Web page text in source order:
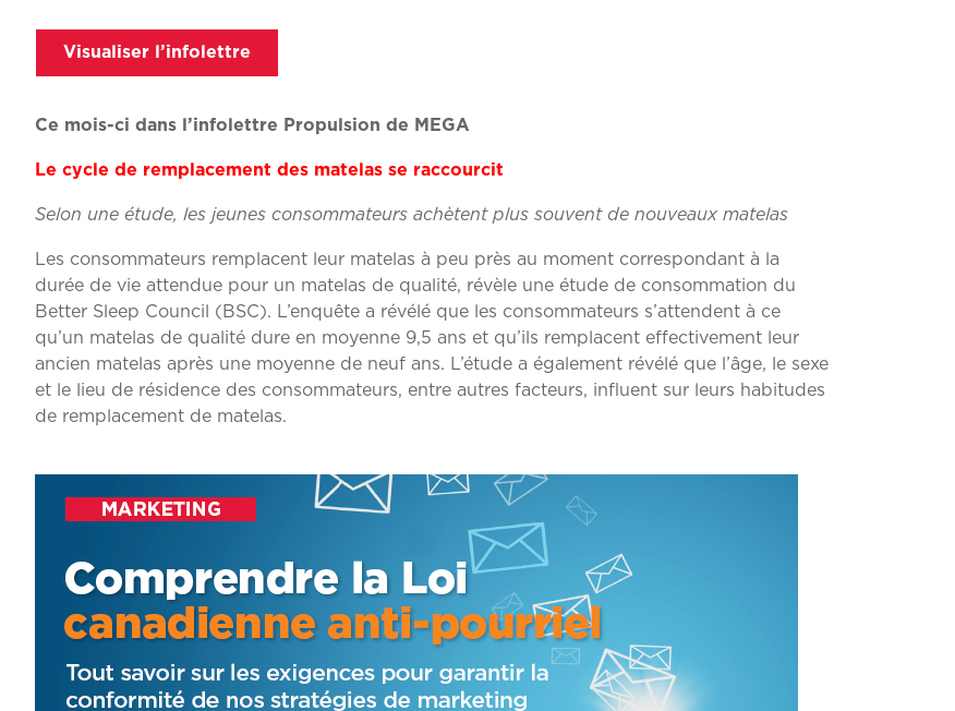
Visualiser l’infolettre
Ce mois-ci dans l’infolettre Propulsion de MEGA
Le cycle de remplacement des matelas se raccourcit
Selon une étude, les jeunes consommateurs achètent plus souvent de nouveaux matelas
Les consommateurs remplacent leur matelas à peu près au moment correspondant à la
durée de vie attendue pour un matelas de qualité, révèle une étude de consommation du
Better Sleep Council (BSC). L’enquête a révélé que les consommateurs s’attendent à ce
qu’un matelas de qualité dure en moyenne 9,5 ans et qu’ils remplacent effectivement leur
ancien matelas après une moyenne de neuf ans. L’étude a également révélé que l’âge, le sexe
et le lieu de résidence des consommateurs, entre autres facteurs, influent sur leurs habitudes
de remplacement de matelas.